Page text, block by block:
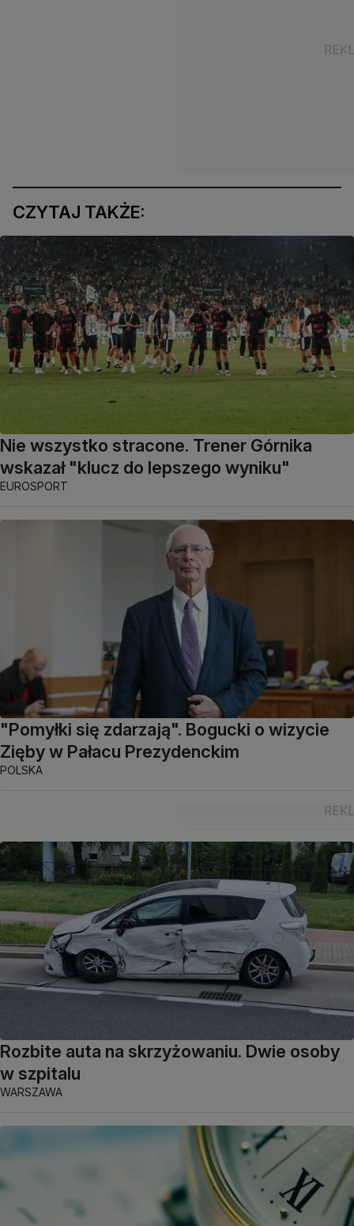
CZYTAJ TAKŻE:
Nie wszystko stracone. Trener Górnika
wskazał "klucz do lepszego wyniku"
EUROSPORT
"Pomyłki się zdarzają". Bogucki o wizycie
Zięby w Pałacu Prezydenckim
POLSKA
Rozbite auta na skrzyżowaniu. Dwie osoby
w szpitalu
WARSZAWA